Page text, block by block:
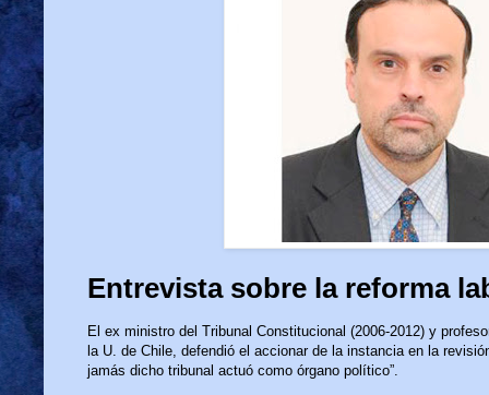
Entrevista sobre la reforma
El ex ministro del Tribunal Constitucional (2006-2012) y
la U. de Chile, defendió el accionar de la instancia en la
jamás dicho tribunal actuó como órgano político”.